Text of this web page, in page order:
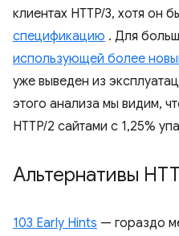
клиентах HTTP/3, хотя он
спецификацию . Для
использующей более
уже выведен из
этого анализа мы видим,
HTTP/2 сайтами с 1,25%
Альтернативы
103 Early Hints — гораздо